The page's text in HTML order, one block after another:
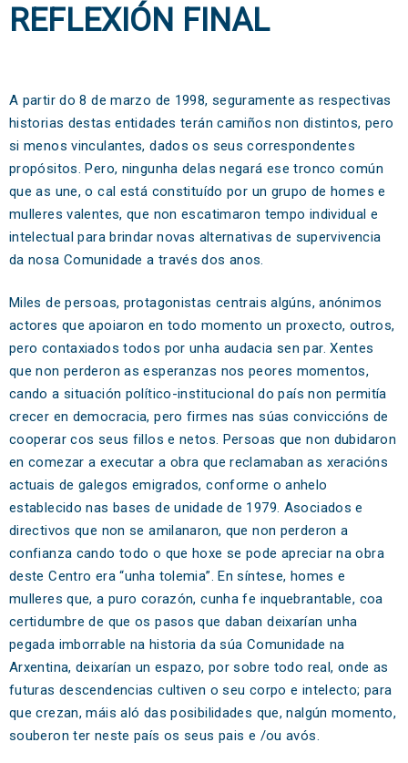
REFLEXIÓN FINAL
A partir do 8 de marzo de 1998, seguramente as respectivas
historias destas entidades terán camiños non distintos, pero
si menos vinculantes, dados os seus correspondentes
propósitos. Pero, ningunha delas negará ese tronco común
que as une, o cal está constituído por un grupo de homes e
mulleres valentes, que non escatimaron tempo individual e
intelectual para brindar novas alternativas de supervivencia
da nosa Comunidade a través dos anos.
Miles de persoas, protagonistas centrais algúns, anónimos
actores que apoiaron en todo momento un proxecto, outros,
pero contaxiados todos por unha audacia sen par. Xentes
que non perderon as esperanzas nos peores momentos,
cando a situación político-institucional do país non permitía
crecer en democracia, pero firmes nas súas conviccións de
cooperar cos seus fillos e netos. Persoas que non dubidaron
en comezar a executar a obra que reclamaban as xeracións
actuais de galegos emigrados, conforme o anhelo
establecido nas bases de unidade de 1979. Asociados e
directivos que non se amilanaron, que non perderon a
confianza cando todo o que hoxe se pode apreciar na obra
deste Centro era “unha tolemia”. En síntese, homes e
mulleres que, a puro corazón, cunha fe inquebrantable, coa
certidumbre de que os pasos que daban deixarían unha
pegada imborrable na historia da súa Comunidade na
Arxentina, deixarían un espazo, por sobre todo real, onde as
futuras descendencias cultiven o seu corpo e intelecto; para
que crezan, máis aló das posibilidades que, nalgún momento,
souberon ter neste país os seus pais e /ou avós.